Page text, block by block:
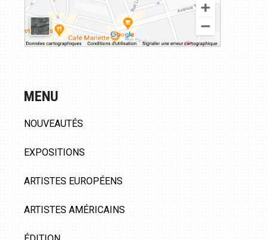
MENU
NOUVEAUTÉS
EXPOSITIONS
ARTISTES EUROPÉENS
ARTISTES AMÉRICAINS